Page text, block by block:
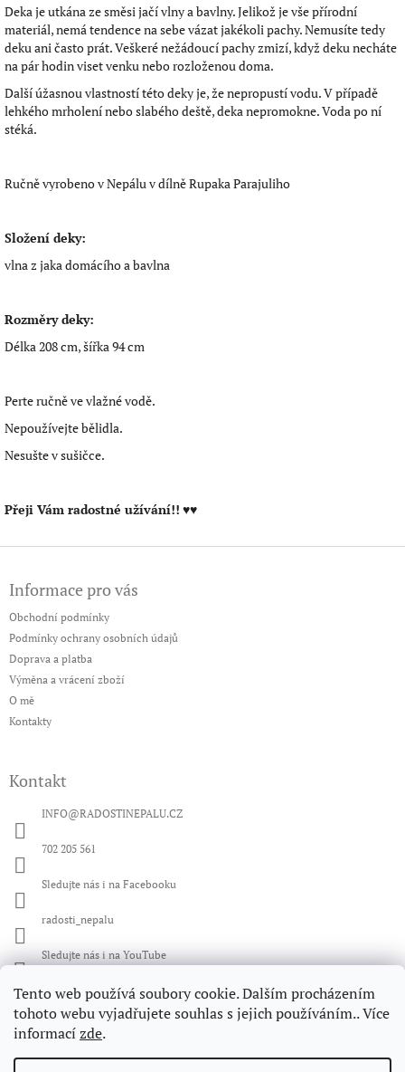
Tento web používá soubory cookie. Dalším procházením
tohoto webu vyjadřujete souhlas s jejich používáním.. Více
informacízde.
Deka je utkána ze směsi jačí vlny a bavlny. Jelikož je vše přírodní
materiál, nemá tendence na sebe vázat jakékoli pachy. Nemusíte tedy
deku ani často prát. Veškeré nežádoucí pachy zmizí, když deku necháte
na pár hodin viset venku nebo rozloženou doma.
Další úžasnou vlastností této deky je, že nepropustí vodu. V případě
lehkého mrholení nebo slabého deště, deka nepromokne. Voda po ní
stéká.
Ručně vyrobeno v Nepálu v dílně Rupaka Parajuliho
Složení deky:
vlna z jaka domácího a bavlna
Rozměry deky:
Délka 208 cm, šířka 94 cm
Perte ručně ve vlažné vodě.
Nepoužívejte bělidla.
Nesušte v sušičce.
Přeji Vám radostné užívání!! ♥♥
Informace pro vás
Obchodní podmínky
Podmínky ochrany osobních údajů
Doprava a platba
Výměna a vrácení zboží
O mě
Kontakty
Kontakt
INFO@RADOSTINEPALU.CZ
702 205 561
Sledujte nás i na Facebooku
radosti_nepalu
Sledujte nás i na YouTube
Facebook